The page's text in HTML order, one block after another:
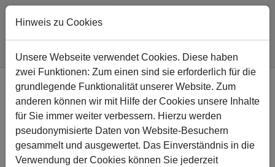
Zum Hauptinhalt springen
Sie sind hier:
Astrid-Lindgren-Schule Termine
Hier finden Sie die Termine für das Schuljahr 2025/26.
Über Änderungen werden Sie zeitnah informiert.
Hinweis zu Cookies
Unsere Webseite verwendet Cookies. Diese haben
zwei Funktionen: Zum einen sind sie erforderlich für die
grundlegende Funktionalität unserer Website. Zum
anderen können wir mit Hilfe der Cookies unsere Inhalte
für Sie immer weiter verbessern. Hierzu werden
pseudonymisierte Daten von Website-Besuchern
gesammelt und ausgewertet. Das Einverständnis in die
Verwendung der Cookies können Sie jederzeit